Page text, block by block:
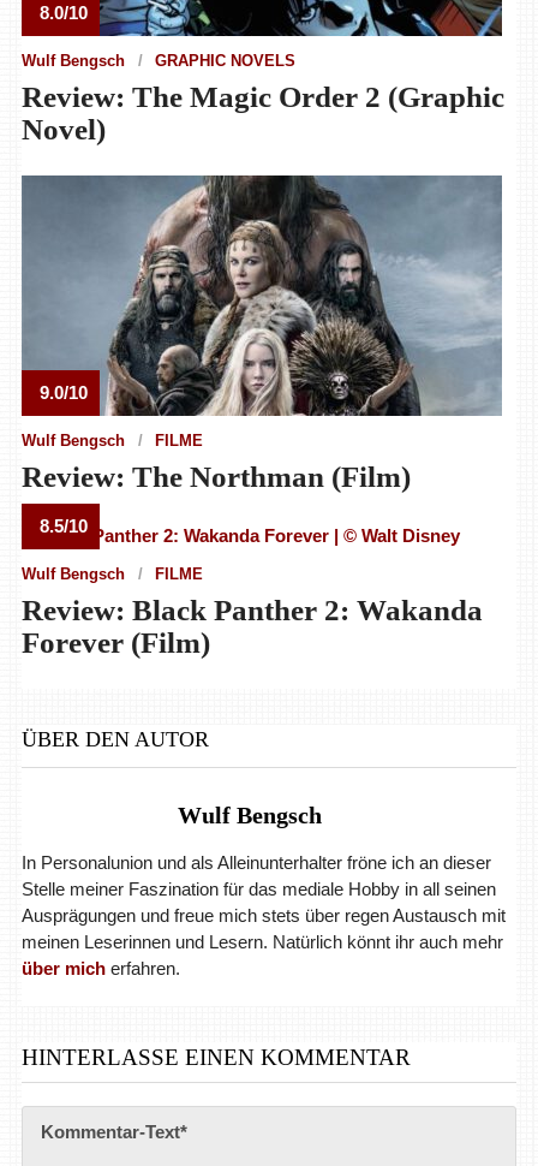
8.0/10
Wulf Bengsch GRAPHIC NOVELS
Review: The Magic Order 2 (Graphic
Novel)
9.0/10
Wulf Bengsch FILME
Review: The Northman (Film)
8.5/10
Wulf Bengsch FILME
Review: Black Panther 2: Wakanda
Forever (Film)
ÜBER DEN AUTOR
Wulf Bengsch
In Personalunion und als Alleinunterhalter fröne ich an dieser
Stelle meiner Faszination für das mediale Hobby in all seinen
Ausprägungen und freue mich stets über regen Austausch mit
meinen Leserinnen und Lesern. Natürlich könnt ihr auch mehr
über micherfahren.
HINTERLASSE EINEN KOMMENTAR